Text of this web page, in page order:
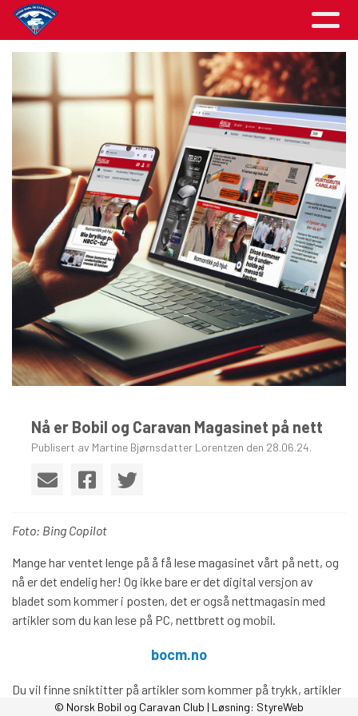
Nå er Bobil og Caravan Magasinet på nett
Publisert av Martine Bjørnsdatter Lorentzen den 28.06.24.
Foto: Bing Copilot
Mange har ventet lenge på å få lese magasinet vårt på nett, og
nå er det endelig her! Og ikke bare er det digital versjon av
bladet som kommer i posten, det er også nettmagasin med
artikler som du kan lese på PC, nettbrett og mobil.
bocm.no
Du vil finne sniktitter på artikler som kommer på trykk, artikler
eksklusive for nettmagasinet, og ferske oppdateringer og
© Norsk Bobil og Caravan Club | Løsning: StyreWeb